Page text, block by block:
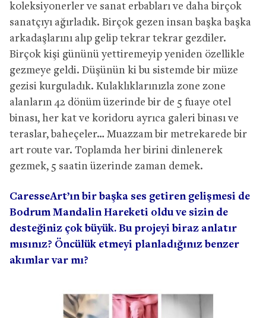
koleksiyonerler ve sanat erbabları ve daha birçok
sanatçıyı ağırladık. Birçok gezen insan başka başka
arkadaşlarını alıp gelip tekrar tekrar gezdiler.
Birçok kişi gününü yettiremeyip yeniden özellikle
gezmeye geldi. Düşünün ki bu sistemde bir müze
gezisi kurguladık. Kulaklıklarınızla zone zone
alanların 42 dönüm üzerinde bir de 5 fuaye otel
binası, her kat ve koridoru ayrıca galeri binası ve
teraslar, baheçeler… Muazzam bir metrekarede bir
art route var. Toplamda her birini dinlenerek
gezmek, 5 saatin üzerinde zaman demek.
CaresseArt’ın bir başka ses getiren gelişmesi de
Bodrum Mandalin Hareketi oldu ve sizin de
desteğiniz çok büyük. Bu projeyi biraz anlatır
mısınız? Öncülük etmeyi planladığınız benzer
akımlar var mı?